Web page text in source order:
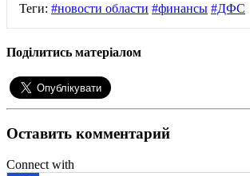
Теги: #новости области #финансы #ДФС
Поділитись матеріалом
Оставить комментарий
Connect with